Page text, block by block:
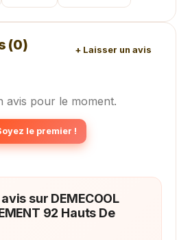
(0) + Laisser un avis
avis pour le moment.
le premier !
sur DEMECOOL
92 Hauts De